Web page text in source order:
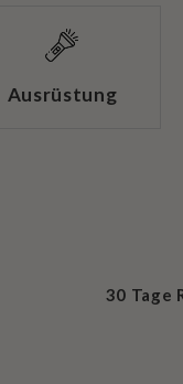
Ausrüstung
30 Tage